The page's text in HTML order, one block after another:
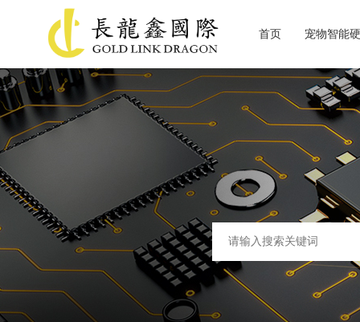
首页 宠物智能
关于长龙鑫